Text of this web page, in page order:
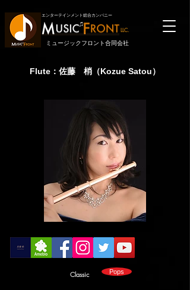
エンターテインメント総合カンパニー
LLC.
ミュージックフロント合同会社
Flute：佐藤 梢（Kozue Satou）
Classic Pops